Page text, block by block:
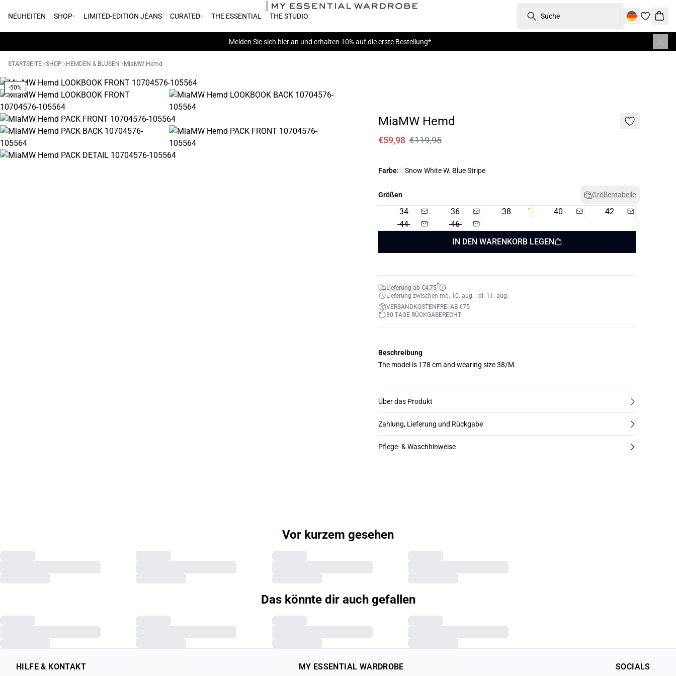
NEUHEITEN SHOP LIMITED-EDITION JEANS CURATED THE ESSENTIAL THE STUDIO Suche
Melden Sie sich hieran und erhalten 10% auf die erste Bestellung*
STARTSEITE SHOP HEMDEN & BLUSEN MiaMW Hemd
-50%
MiaMW Hemd
€59,98 €119,95
Farbe: Snow White W. Blue Stripe
Größen Größentabelle
34 36 38 40
42
44
46
IN DEN WARENKORB LEGEN
Lieferung ab €4,75*
Lieferung zwischen mo. 10. aug. - di. 11. aug.
VERSANDKOSTENFREI AB €75
30 TAGE RÜCKGABERECHT
Beschreibung
The model is 178 cm and wearing size 38/M.
Über das Produkt
Zahlung, Lieferung und Rückgabe
Pflege- & Waschhinweise
Vor kurzem gesehen
Das könnte dir auch gefallen
HILFE & KONTAKT MY ESSENTIAL WARDROBE SOCIALS